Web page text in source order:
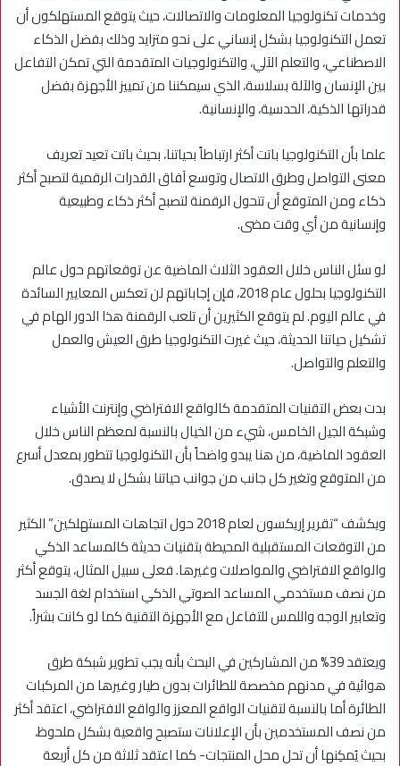
وخدمات تكنولوجيا المعلومات والاتصالات، حيث يتوقع المستهلكون أن
تعمل التكنولوجيا بشكل إنساني على نحو متزايد وذلك بفضل الذكاء
الاصطناعي، والتعلم الآلي، والتكنولوجيات المتقدمة التي تمكن التفاعل
بين الإنسان والآلة بسلاسة، الذي سيمكننا من تمييز الأجهزة بفضل
قدراتها الذكية، الحدسية، والإنسانية.
علما بأن التكنولوجيا باتت أكثر ارتباطاً بحياتنا، بحيث باتت تعيد تعريف
معنى التواصل وطرق الاتصال وتوسع آفاق القدرات الرقمية لتصبح أكثر
ذكاء ومن المتوقع أن تتحول الرقمنة لتصبح أكثر ذكاء وطبيعية
وإنسانية من أي وقت مضى.
لو سئل الناس خلال العقود الثلاث الماضية عن توقعاتهم حول عالم
التكنولوجيا بحلول عام 2018، فإن إجاباتهم لن تعكس المعايير السائدة
في عالم اليوم. لم يتوقع الكثيرين أن تلعب الرقمنة هذا الدور الهام في
تشكيل حياتنا الحديثة، حيث غيرت التكنولوجيا طرق العيش والعمل
والتعلم والتواصل.
بدت بعض التقنيات المتقدمة كالواقع الافتراضي وإنترنت الأشياء
وشبكة الجيل الخامس، شيء من الخيال بالنسبة لمعظم الناس خلال
العقود الماضية، من هنا يبدو واضحاً بأن التكنولوجيا تتطور بمعدل أسرع
من المتوقع وتغير كل جانب من جوانب حياتنا بشكل لا يصدق.
ويكشف “تقرير إريكسون لعام 2018 حول اتجاهات المستهلكين” الكثير
من التوقعات المستقبلية المحيطة بتقنيات حديثة كالمساعد الذكي
والواقع الافتراضي والمواصلات وغيرها. فعلى سبيل المثال، يتوقع أكثر
من نصف مستخدمي المساعد الصوتي الذكي استخدام لغة الجسد
وتعابير الوجه واللمس للتفاعل مع الأجهزة التقنية كما لو كانت بشراً.
ويعتقد 39% من المشاركين في البحث بأنه يجب تطوير شبكة طرق
هوائية في مدنهم مخصصة للطائرات بدون طيار وغيرها من المركبات
الطائرة أما بالنسبة لتقنيات الواقع المعزز والواقع الافتراضي، اعتقد أكثر
من نصف المستخدمين بأن الإعلانات ستصبح واقعية بشكل ملحوظ،
بحيث يُمكِنها أن تحل محل المنتجات- كما اعتقد ثلاثة من كل أربعة